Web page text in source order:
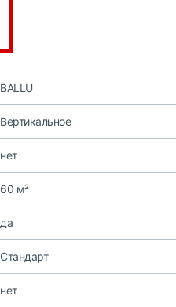
BALLU
Вертикальное
нет
60 м²
да
Стандарт
нет